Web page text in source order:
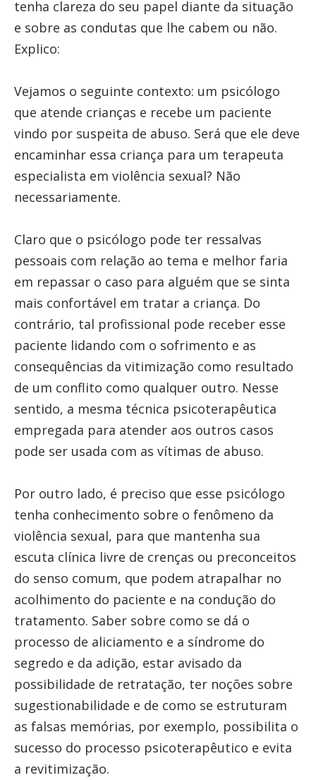
tenha clareza do seu papel diante da situação
e sobre as condutas que lhe cabem ou não.
Explico:
Vejamos o seguinte contexto: um psicólogo
que atende crianças e recebe um paciente
vindo por suspeita de abuso. Será que ele deve
encaminhar essa criança para um terapeuta
especialista em violência sexual? Não
necessariamente.
Claro que o psicólogo pode ter ressalvas
pessoais com relação ao tema e melhor faria
em repassar o caso para alguém que se sinta
mais confortável em tratar a criança. Do
contrário, tal profissional pode receber esse
paciente lidando com o sofrimento e as
consequências da vitimização como resultado
de um conflito como qualquer outro. Nesse
sentido, a mesma técnica psicoterapêutica
empregada para atender aos outros casos
pode ser usada com as vítimas de abuso.
Por outro lado, é preciso que esse psicólogo
tenha conhecimento sobre o fenômeno da
violência sexual, para que mantenha sua
escuta clínica livre de crenças ou preconceitos
do senso comum, que podem atrapalhar no
acolhimento do paciente e na condução do
tratamento. Saber sobre como se dá o
processo de aliciamento e a síndrome do
segredo e da adição, estar avisado da
possibilidade de retratação, ter noções sobre
sugestionabilidade e de como se estruturam
as falsas memórias, por exemplo, possibilita o
sucesso do processo psicoterapêutico e evita
a revitimização.